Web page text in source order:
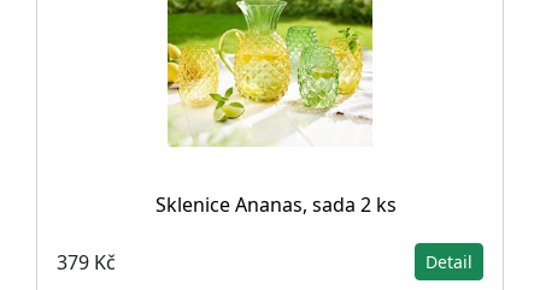
Sklenice Ananas, sada 2 ks
379 Kč Detail